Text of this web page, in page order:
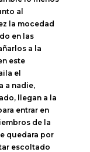
al
la mocedad
en las
a la
este
el
a nadie,
llegan a la
entrar en
de la
quedara por
escoltado